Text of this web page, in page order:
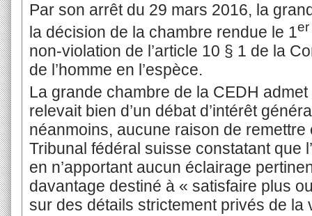
Par son arrêt du 29 mars 2016, la
la décision de la chambre rendue le 1er
non-violation de l’article 10 § 1 de la
de l’homme en l’espèce.
La grande chambre de la CEDH admet
relevait bien d’un débat d’intérêt
néanmoins, aucune raison de
Tribunal fédéral suisse constatant que
en n’apportant aucun éclairage
davantage destiné à « satisfaire plus
sur des détails strictement privés de la